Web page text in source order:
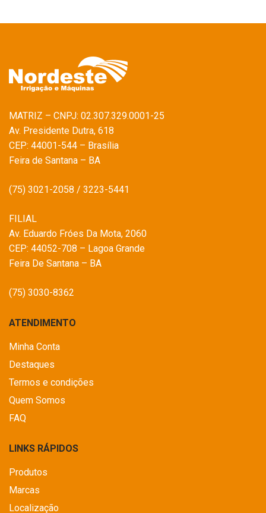
MATRIZ – CNPJ: 02.307.329.0001-25
Av. Presidente Dutra, 618
CEP: 44001-544 – Brasília
Feira de Santana – BA
(75) 3021-2058 / 3223-5441
FILIAL
Av. Eduardo Fróes Da Mota, 2060
CEP: 44052-708 – Lagoa Grande
Feira De Santana – BA
(75) 3030-8362
ATENDIMENTO
Minha Conta
Destaques
Termos e condições
Quem Somos
FAQ
LINKS RÁPIDOS
Produtos
Marcas
Localização